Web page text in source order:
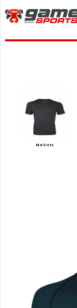
Maillots